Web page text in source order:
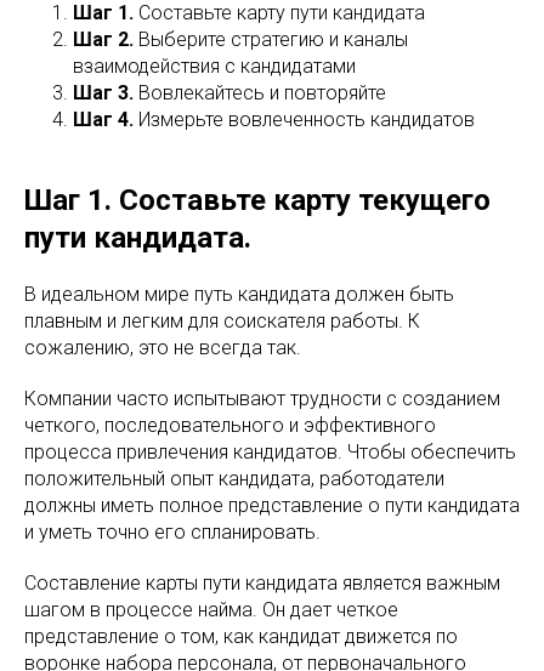
Шаг 1. Составьте карту пути кандидата
Шаг 2. Выберите стратегию и каналы
взаимодействия с кандидатами
Шаг 3. Вовлекайтесь и повторяйте
Шаг 4. Измерьте вовлеченность кандидатов
Шаг 1. Составьте карту текущего
пути кандидата.
В идеальном мире путь кандидата должен быть
плавным и легким для соискателя работы. К
сожалению, это не всегда так.
Компании часто испытывают трудности с созданием
четкого, последовательного и эффективного
процесса привлечения кандидатов. Чтобы обеспечить
положительный опыт кандидата, работодатели
должны иметь полное представление о пути кандидата
и уметь точно его спланировать.
Составление карты пути кандидата является важным
шагом в процессе найма. Он дает четкое
представление о том, как кандидат движется по
воронке набора персонала, от первоначального